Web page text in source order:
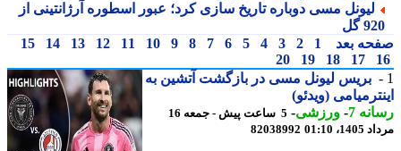
لیونل مسی دوباره تاریخ سازی کرد؛ عبور اسطوره آرژانتینی از
بعد
1
2
3
4
5
6
7
8
9
10
11
12
13
14
15
17
18
19
20
بریس لیونل مسی در بازگشت آتشین به
(ویدئو)
7
-ورزشی-
5 ساعت پیش - جمعه 16
01:10
82038992